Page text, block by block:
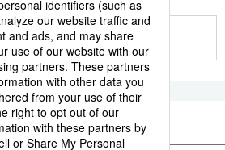
もっと見る
ド